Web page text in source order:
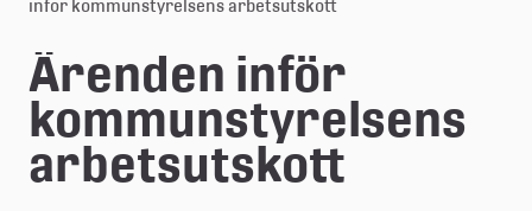
l
e
å
k
inför kommunstyrelsens arbetsutskott
Ärenden inför
kommunstyrelsens
arbetsutskott